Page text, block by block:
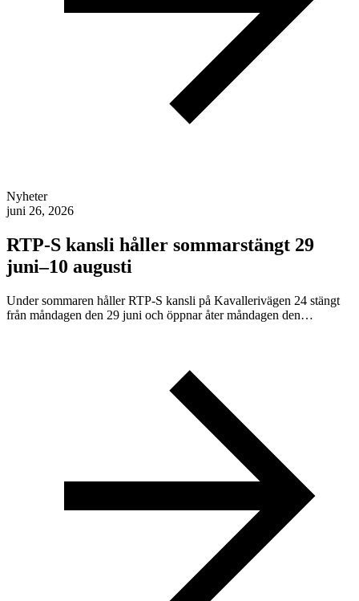
Nyheter
juni 26, 2026
RTP-S kansli håller sommarstängt 29
juni–10 augusti
Under sommaren håller RTP-S kansli på Kavallerivägen 24 stängt
från måndagen den 29 juni och öppnar åter måndagen den…